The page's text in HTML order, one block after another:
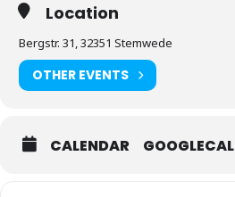
Location
Bergstr. 31, 32351 Stemwede
OTHER EVENTS
CALENDAR GOOGLECAL